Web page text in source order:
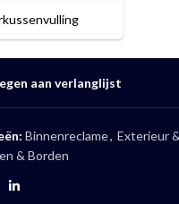
aan verlanglijst
Binnenreclame, Exterieur
& Borden